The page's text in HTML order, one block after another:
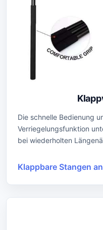
Die schnelle Bedienung
Verriegelungsfunktion
bei wiederholten
Klappbare Stangen